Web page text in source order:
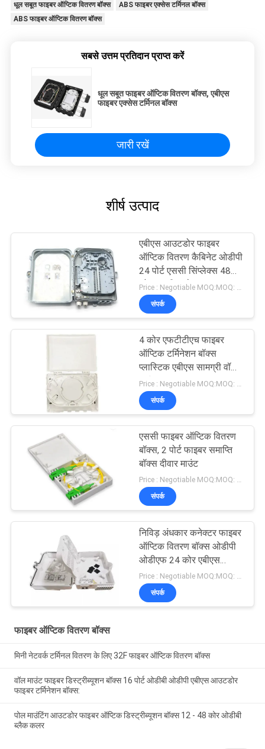
धूल सबूत फाइबर ऑप्टिक वितरण बॉक्स
ABS फाइबर एक्सेस टर्मिनल बॉक्स
ABS फाइबर ऑप्टिक वितरण बॉक्स
सबसे उत्तम प्रतिदान प्राप्त करें
धूल सबूत फाइबर ऑप्टिक वितरण बॉक्स, एबीएस
फाइबर एक्सेस टर्मिनल बॉक्स
जारी रखें
शीर्ष उत्पाद
एबीएस आउटडोर फाइबर
ऑप्टिक वितरण कैबिनेट ओडीपी
24 पोर्ट एससी सिंप्लेक्स 48
कोर एलसी डुप्लेक्स
संपर्क
4 कोर एफटीटीएच फाइबर
ऑप्टिक टर्मिनेशन बॉक्स
प्लास्टिक एबीएस सामग्री वॉल
माउंट
संपर्क
एससी फाइबर ऑप्टिक वितरण
बॉक्स, 2 पोर्ट फाइबर समाप्ति
बॉक्स दीवार माउंट
Price : Negotiable MOQ:MOQ: 100
संपर्क
निविड़ अंधकार कनेक्टर फाइबर
ऑप्टिक वितरण बॉक्स ओडीपी
ओडीएफ 24 कोर एबीएस
प्लास्टिक
Price : Negotiable MOQ:MOQ: 100PCS
संपर्क
फाइबर ऑप्टिक वितरण बॉक्स
मिनी नेटवर्क टर्मिनल वितरण के लिए 32F फाइबर ऑप्टिक वितरण बॉक्स
वॉल माउंट फाइबर डिस्ट्रीब्यूशन बॉक्स 16 पोर्ट ओडीबी ओडीपी एबीएस आउटडोर
फाइबर टर्मिनेशन बॉक्स:
पोल माउंटिंग आउटडोर फाइबर ऑप्टिक डिस्ट्रीब्यूशन बॉक्स 12 - 48 कोर ओडीबी
ब्लैक कलर